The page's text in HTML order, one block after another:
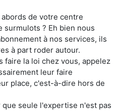
de votre centre
? Eh bien nous
à nos services, ils
à part roder autour.
faire la loi chez vous, appelez
leur faire
place, c'est-à-dire hors de
seule l'expertise n'est pas